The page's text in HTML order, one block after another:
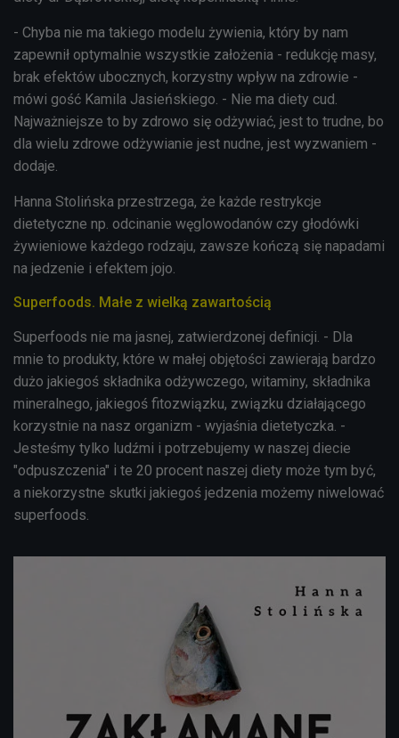
- Chyba nie ma takiego modelu żywienia, który by nam
zapewnił optymalnie wszystkie założenia - redukcję masy,
brak efektów ubocznych, korzystny wpływ na zdrowie -
mówi gość Kamila Jasieńskiego. - Nie ma diety cud.
Najważniejsze to by zdrowo się odżywiać, jest to trudne, bo
dla wielu zdrowe odżywianie jest nudne, jest wyzwaniem -
dodaje.
Hanna Stolińska przestrzega, że każde restrykcje
dietetyczne np. odcinanie węglowodanów czy głodówki
żywieniowe każdego rodzaju, zawsze kończą się napadami
na jedzenie i efektem jojo.
Superfoods. Małe z wielką zawartością
Superfoods nie ma jasnej, zatwierdzonej definicji. - Dla
mnie to produkty, które w małej objętości zawierają bardzo
dużo jakiegoś składnika odżywczego, witaminy, składnika
mineralnego, jakiegoś fitozwiązku, związku działającego
korzystnie na nasz organizm - wyjaśnia dietetyczka. -
Jesteśmy tylko ludźmi i potrzebujemy w naszej diecie
"odpuszczenia" i te 20 procent naszej diety może tym być,
a niekorzystne skutki jakiegoś jedzenia możemy niwelować
superfoods.